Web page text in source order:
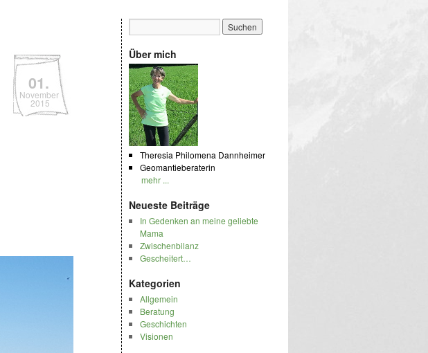
01.
November
2015
Über mich
Theresia Philomena Dannheimer
Geomantieberaterin
mehr ...
Neueste Beiträge
In Gedenken an meine geliebte
Mama
Zwischenbilanz
Gescheitert…
Kategorien
Allgemein
Beratung
Geschichten
Visionen